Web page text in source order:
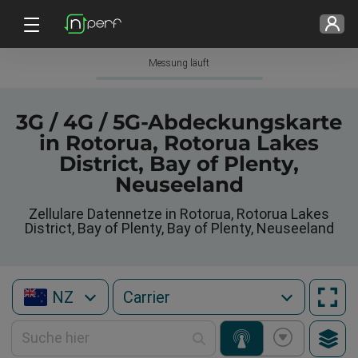
Messung läuft
3G / 4G / 5G-Abdeckungskarte
in Rotorua, Rotorua Lakes
District, Bay of Plenty,
Neuseeland
Zellulare Datennetze in Rotorua, Rotorua Lakes
District, Bay of Plenty, Bay of Plenty, Neuseeland
NZ